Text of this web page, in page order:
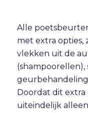
Alle
met extra opties,
vlekken uit de
Doordat dit extra
uiteindelijk